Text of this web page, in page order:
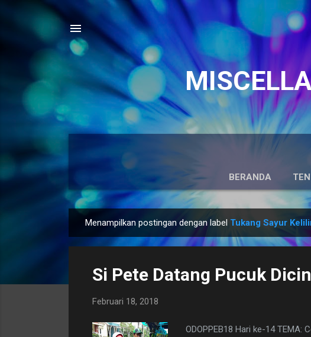
BERANDA
o
Menampilkan postingan dengan label Tukang Sayur
Si Pete Datang Pucuk
Februari 18, 2018
ODOPPEB18 Hari ke-14